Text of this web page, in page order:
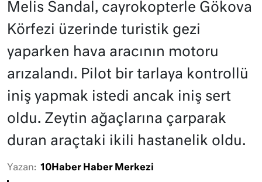
Melis Sandal, cayrokopterle Gökova
Körfezi üzerinde turistik gezi
yaparken hava aracının motoru
arızalandı. Pilot bir tarlaya kontrollü
iniş yapmak istedi ancak iniş sert
oldu. Zeytin ağaçlarına çarparak
duran araçtaki ikili hastanelik oldu.
Yazan: 10Haber Haber Merkezi